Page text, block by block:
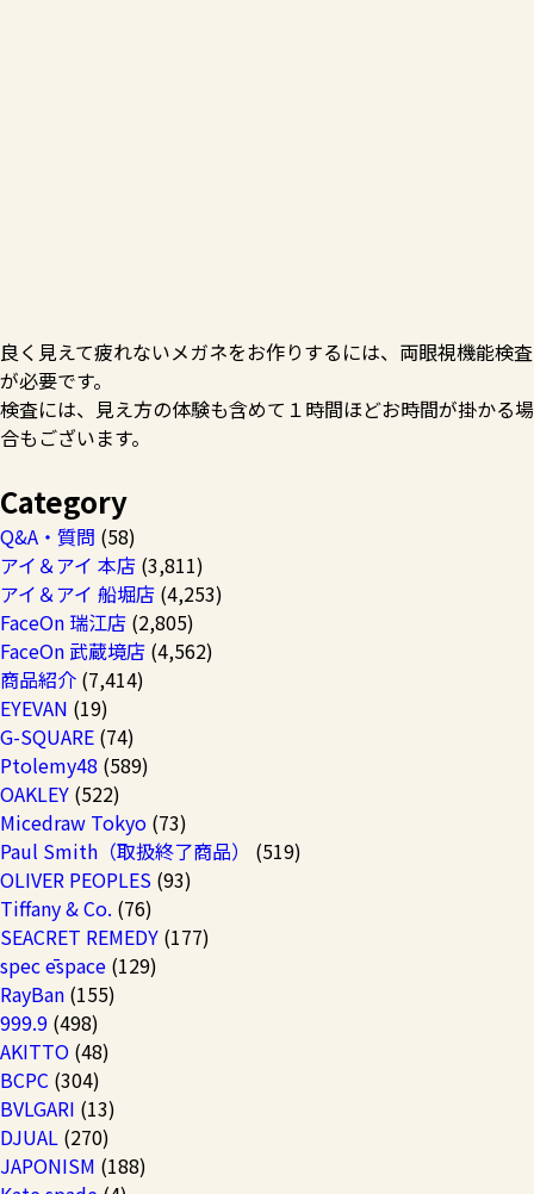
良く見えて疲れないメガネをお作りするには、両眼視機能検査
が必要です。
検査には、見え方の体験も含めて１時間ほどお時間が掛かる場
合もございます。
Category
Q&A・質問 (58)
アイ＆アイ 本店 (3,811)
アイ＆アイ 船堀店 (4,253)
FaceOn 瑞江店 (2,805)
FaceOn 武蔵境店 (4,562)
商品紹介 (7,414)
EYEVAN (19)
G-SQUARE (74)
Ptolemy48 (589)
OAKLEY (522)
Micedraw Tokyo (73)
Paul Smith（取扱終了商品）
(519)
OLIVER PEOPLES (93)
Tiffany & Co. (76)
SEACRET REMEDY (177)
spec ēspace (129)
RayBan (155)
999.9 (498)
AKITTO (48)
BCPC (304)
BVLGARI (13)
DJUAL (270)
JAPONISM (188)